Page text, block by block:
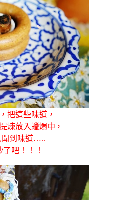
把這些味道，
煉放入蠟燭中，
聞到味道…..
吧！！！